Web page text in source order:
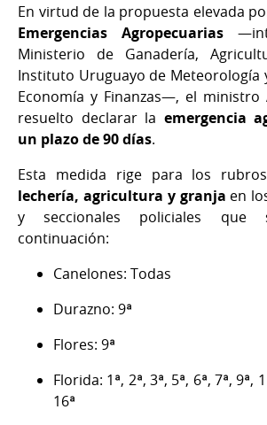
En virtud de la propuesta elevada
Emergencias Agropecuarias
Ministerio de Ganadería,
Instituto Uruguayo de Meteorología
Economía y Finanzas—, el
resuelto declarar la emergencia
un plazo de 90 días.
Esta medida rige para los
lechería, agricultura y granja en
y seccionales policiales
continuación:
Canelones: Todas
Durazno: 9ª
Flores: 9ª
Florida: 1ª, 2ª, 3ª, 5ª, 6ª, 7ª, 9ª,
16ª